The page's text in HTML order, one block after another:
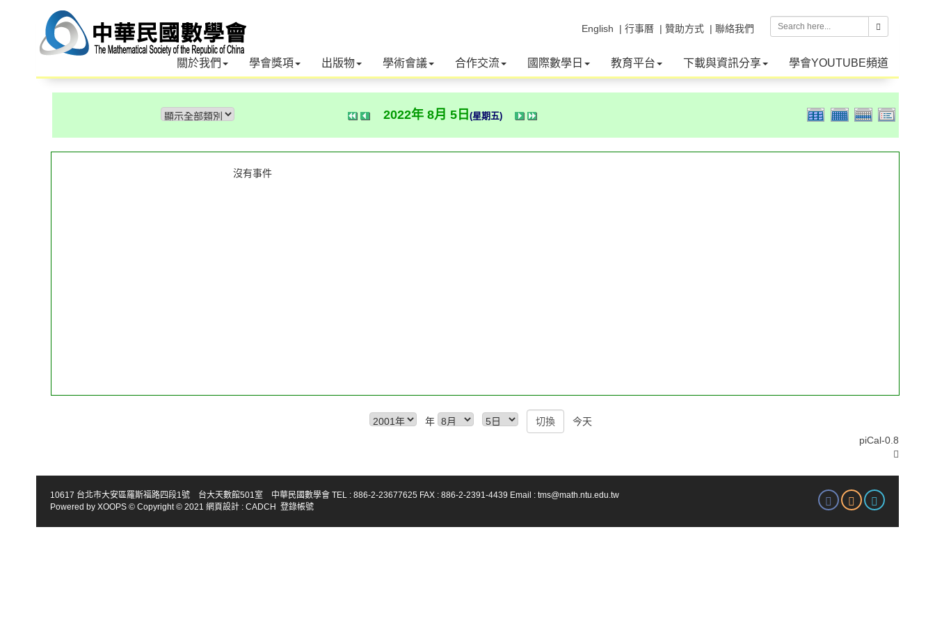
| 聯絡我們
| 贊助方式
| 行事曆
English
關於我們 學會獎項 出版物 學術會議 合作交流 國際數學日 教育平台 下載與資訊分享 學會YOUTUBE頻道
2022年 8月 5日 (星期五)
沒有事件
年
今天
piCal-0.8
10617 台北市大安區羅斯福路四段1號 台大天數館501室 中華民國數學會 TEL : 886-2-23677625 FAX : 886-2-2391-4439 Email : tms@math.ntu.edu.tw
Powered by XOOPS © Copyright © 2021 網頁設計 : CADCH 登錄帳號